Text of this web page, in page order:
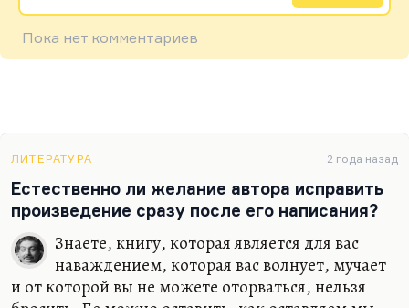
Пока нет комментариев
ЛИТЕРАТУРА 2 года назад
Естественно ли желание автора исправить
произведение сразу после его написания?
Знаете, книгу, которая является для вас
наваждением, которая вас волнует, мучает
и от которой вы не можете оторваться, нельзя